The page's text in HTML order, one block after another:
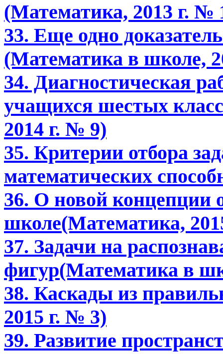
(Математика, 2013 г. №
33. Еще одно
(Математика в школе,
34. Диагностическая
учащихся шестых
2014 г. № 9)
35. Критерии отбора
математических
36. О новой концепции
школе(Математика,
37. Задачи на
фигур(Математика в
38. Каскады из
2015 г. № 3)
39. Развитие